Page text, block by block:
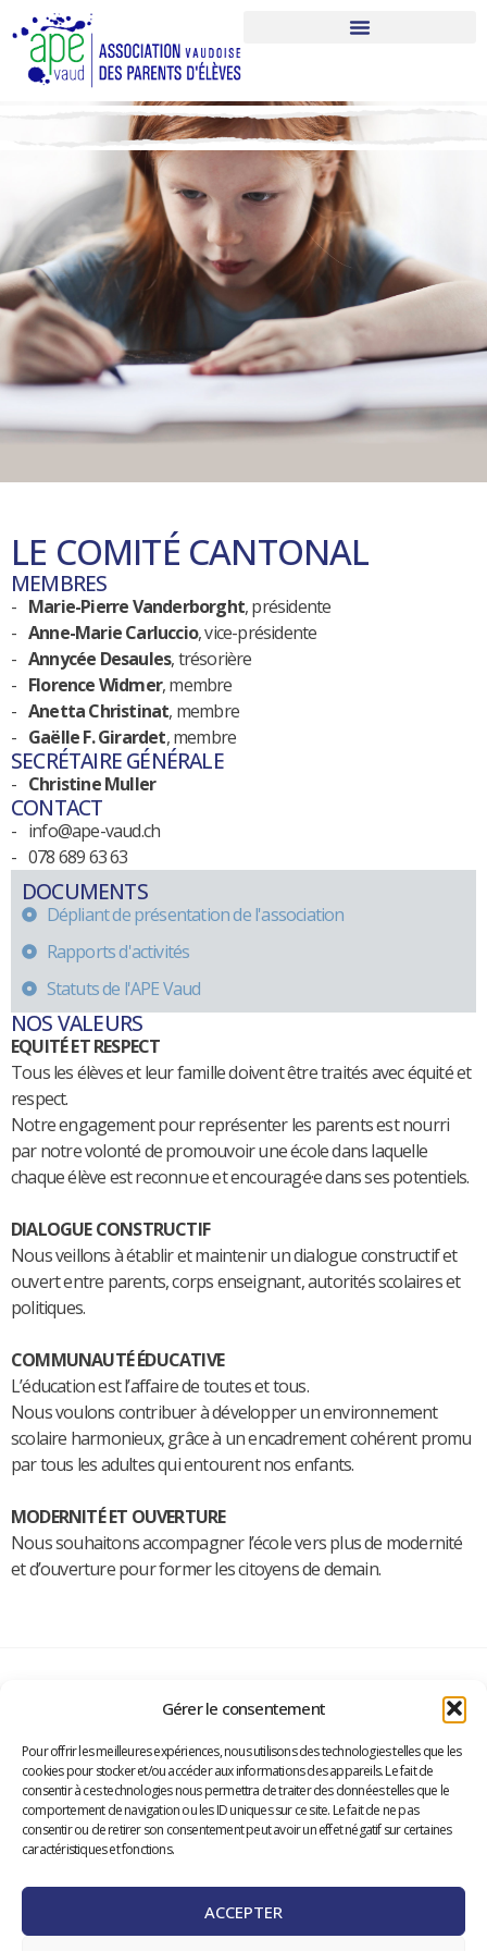
Gérer le consentement
Pour offrir les meilleures expériences, nous utilisons des technologies telles que les
cookies pour stocker et/ou accéder aux informations des appareils. Le fait de
consentir à ces technologies nous permettra de traiter des données telles que le
comportement de navigation ou les ID uniques sur ce site. Le fait de ne pas
consentir ou de retirer son consentement peut avoir un effet négatif sur certaines
caractéristiques et fonctions.
ACCEPTER
LE COMITÉ CANTONAL
MEMBRES
Marie-Pierre Vanderborght, présidente
Anne-Marie Carluccio, vice-présidente
Annycée Desaules, trésorière
Florence Widmer, membre
Anetta Christinat, membre
Gaëlle F. Girardet, membre
SECRÉTAIRE GÉNÉRALE
Christine Muller
CONTACT
info@ape-vaud.ch
078 689 63 63
DOCUMENTS
Dépliant de présentation de l'association
Rapports d'activités
Statuts de l'APE Vaud
​NOS VALEURS
EQUITÉ ET RESPECT
Tous les élèves et leur famille doivent être traités avec équité et
respect.
Notre engagement pour représenter les parents est nourri
par notre volonté de promouvoir une école dans laquelle
chaque élève est reconnu·e et encouragé·e dans ses potentiels.
DIALOGUE CONSTRUCTIF
Nous veillons à établir et maintenir un dialogue constructif et
ouvert entre parents, corps enseignant, autorités scolaires et
politiques.
COMMUNAUTÉ ÉDUCATIVE
L’éducation est l’affaire de toutes et tous.
Nous voulons contribuer à développer un environnement
scolaire harmonieux, grâce à un encadrement cohérent promu
par tous les adultes qui entourent nos enfants.
MODERNITÉ ET OUVERTURE
Nous souhaitons accompagner l’école vers plus de modernité
et d’ouverture pour former les citoyens de demain.
Avenue de Rumine 2 | 1005 Lausanne
info@ape-vaud.ch
021 341 90 77| 078 689 63 63
Joignable en principe le lundi, mardi, mercredi et jeudi,
hors vacances scolaires.
​Votre avis compte :devenez membre!